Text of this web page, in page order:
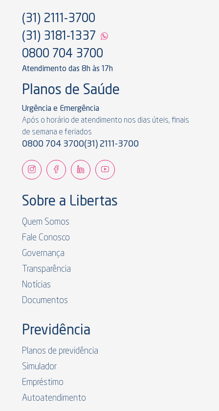
(31) 2111-3700
(31) 3181-1337
0800 704 3700
Atendimento das 8h às 17h
Planos de Saúde
Urgência e Emergência
Após o horário de atendimento nos dias úteis, finais
de semana e feriados
0800 704 3700(31) 2111-3700
Sobre a Libertas
Quem Somos
Fale Conosco
Governança
Transparência
Notícias
Documentos
Previdência
Planos de previdência
Simulador
Empréstimo
Autoatendimento